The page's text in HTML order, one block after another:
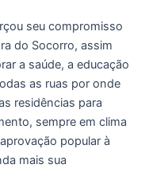
seu compromisso
do Socorro, assim
a saúde, a educação
as ruas por onde
residências para
sempre em clima
popular à
mais sua